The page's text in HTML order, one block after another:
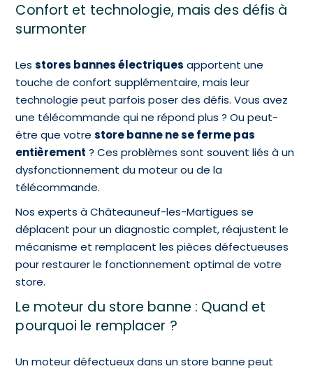
Confort et technologie, mais des défis à
surmonter
Lesstores bannes électriques apportent une
touche de confort supplémentaire, mais leur
technologie peut parfois poser des défis. Vous avez
une télécommande qui ne répond plus ? Ou peut-
être que votrestore banne ne se ferme pas
entièrement ? Ces problèmes sont souvent liés à un
dysfonctionnement du moteur ou de la
télécommande.
Nos experts à Châteauneuf-les-Martigues se
déplacent pour un diagnostic complet, réajustent le
mécanisme et remplacent les pièces défectueuses
pour restaurer le fonctionnement optimal de votre
store.
Le moteur du store banne : Quand et
pourquoi le remplacer ?
Un moteur défectueux dans un store banne peut